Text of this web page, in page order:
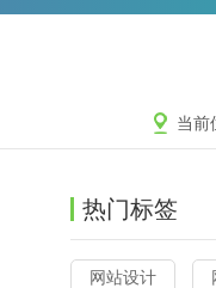
当前
热门标签
网站设计